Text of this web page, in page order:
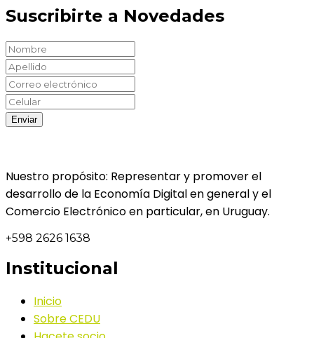
Suscribirte a Novedades
Nuestro propósito: Representar y promover el
desarrollo de la Economía Digital en general y el
Comercio Electrónico en particular, en Uruguay.
+598 2626 1638
Institucional
Inicio
Sobre CEDU